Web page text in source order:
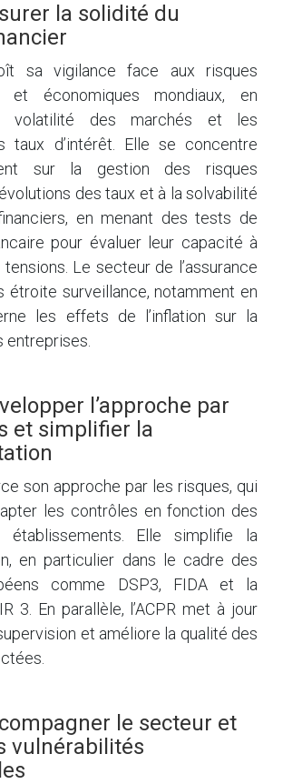
la solidité du
sa vigilance face aux risques
et économiques mondiaux, en
volatilité des marchés et les
taux d’intérêt. Elle se concentre
sur la gestion des risques
des taux et à la solvabilité
en menant des tests de
pour évaluer leur capacité à
Le secteur de l’assurance
étroite surveillance, notamment en
les effets de l’inflation sur la
entreprises.
l’approche par
et simplifier la
son approche par les risques, qui
les contrôles en fonction des
établissements. Elle simplifie la
en particulier dans le cadre des
comme DSP3, FIDA et la
3. En parallèle, l’ACPR met à jour
et améliore la qualité des
le secteur et
vulnérabilités